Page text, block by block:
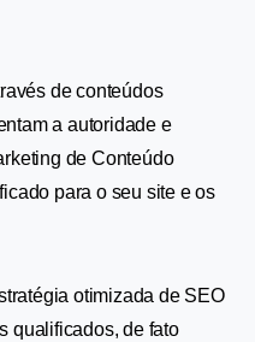
de conteúdos
a autoridade e
de Conteúdo
para o seu site e os
otimizada de SEO
qualificados, de fato